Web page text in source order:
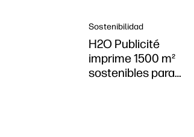
Sostenibilidad
H2O Publicité
imprime 1500 m²
sostenibles para